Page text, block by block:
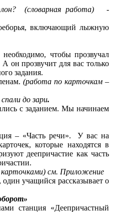
(словарная работа) -
включающий лыжную
чтобы прозвучал
А он прозвучит для вас только
задания.
(работа по карточкам –
до зари.
с заданием. Мы начинаем
– «Часть речи». У вас на
которые находятся в
деепричастие как часть
см. Приложение
учащийся рассказывает о
станция «Деепричастный